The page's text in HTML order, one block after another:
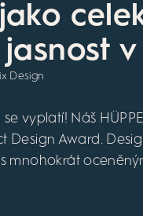
Design
vyplatí! Náš
Design Award.
mnohokrát